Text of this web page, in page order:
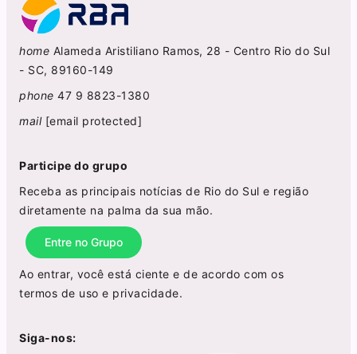
home Alameda Aristiliano Ramos, 28 - Centro Rio do Sul
- SC, 89160-149
phone 47 9 8823-1380
mail [email protected]
Participe do grupo
Receba as principais notícias de Rio do Sul e região
diretamente na palma da sua mão.
Entre no Grupo
Ao entrar, você está ciente e de acordo com os
termos de uso e privacidade.
Siga-nos: